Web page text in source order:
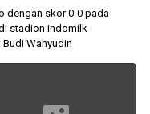
dengan skor 0-0 pada
stadion indomilk
Wahyudin